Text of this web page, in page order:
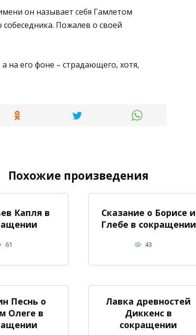
он называет себя Гамлетом
Пожалев о своей
на его фоне – страдающего, хотя,
Похожие произведения
Капля в
61
Сказание о Борисе и
Глебе в сокращении
43
Песнь о
Олеге в
Лавка древностей
Диккенс в
сокращении